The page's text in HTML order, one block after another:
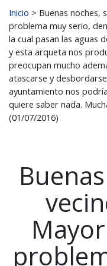
Buscar:
Inicio > Buenas noches,
problema muy serio,
la cual pasan las aguas
y esta arqueta nos
preocupan mucho
atascarse y
ayuntamiento nos
quiere saber nada.
(01/07/2016)